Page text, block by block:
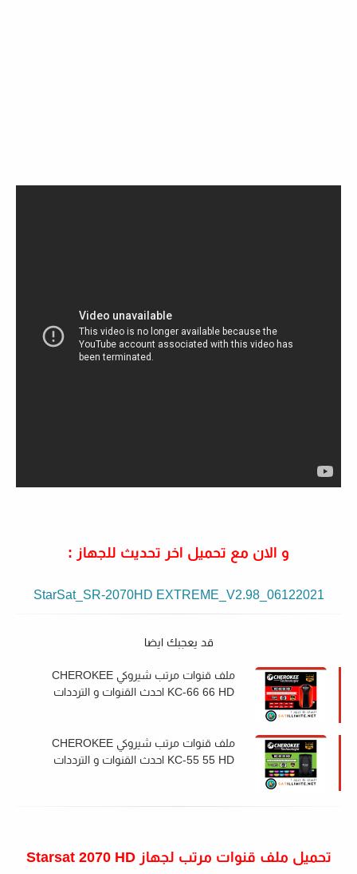
و الان مع تحميل اخر تحديث للجهاز :
StarSat_SR-2070HD EXTREME_V2.98_06122021
قد يعجبك ايضا
ملف قنوات مرتب شيروكي CHEROKEE
KC-66 66 HD احدث القنوات و الترددات
ملف قنوات مرتب شيروكي CHEROKEE
KC-55 55 HD احدث القنوات و الترددات
تحميل ملف قنوات مرتب لجهازStarsat 2070 HD